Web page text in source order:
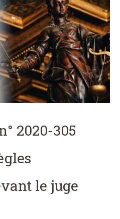
2020-305
le juge